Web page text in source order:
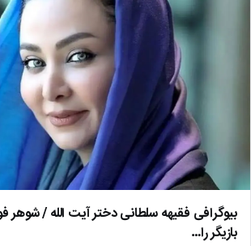
بیوگرافی فقیهه سلطانی دختر آیت الله / شوهر
بازیگر را…